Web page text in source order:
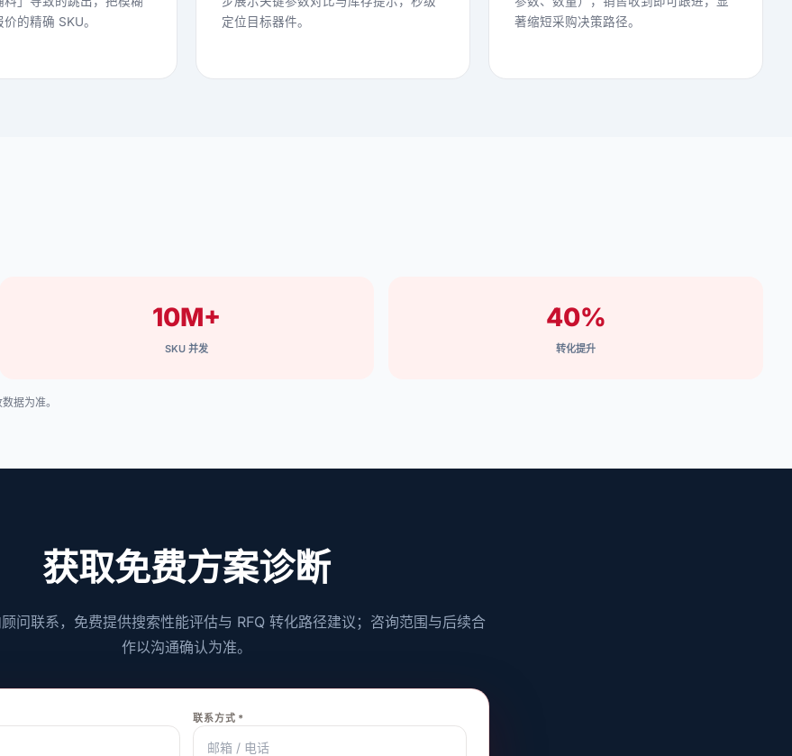
的精确 SKU。
定位目标器件。
著缩短采购决策路径。
10M+
SKU 并发
40%
转化提升
据为准。
获取免费方案诊断
问联系，免费提供搜索性能评估与 RFQ 转化路径建议；咨询范围与后续合
作以沟通确认为准。
联系方式 *